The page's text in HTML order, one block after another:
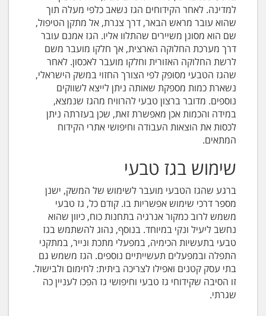
למדינה. לאחר הקידוחים הגז נשאב כלפי מעלה תוך
שהוא עובר מראש הבאר, דרך צנרת, אל מתקן הטיפול,
שם הוא מסונן משיירים שהתלוו אליו. הגז אמנם עובר
דרך מערכת החלוקה הארצית, אך חלקו מועבר משם
לרשת החלוקה האזורית וחלקו מועבר לאכסון. לאחר
שהגז הטבעי מסופק לפי הצורך החזוי במשק הישראלי,
נשארת כמות מספקת שאותה ניתן לייצא לשווקים
נוספים. מדובר ברצון טבעי להרוויח מהגז שנמצא,
במידה והכמות אכן מאפשרת זאת, שכן בעזרתה ניתן
לכסות את הוצאות העבודה וחיפושי אתרי הקידוח
המתאים.
שימוש בגז טבעי
ברגע שהגז הטבעי מועבר לשימוש של המשק, ישנן
מספר דרכי שימוש אפשריות בו. קודם כל, גז טבעי
משמש לרוב כמקור אנרגיה בתחנות כוח, כיוון שהוא
נחשב ליעיל ונקי במיוחד. בנוסף, נהוג להשתמש בגז
טבעי בתעשיות הכימיה, במפעלי מתכת ונייר, במתקני
התפלה ובמפעלים תעשייתיים נוספים. הגז משמש גם
בתי עסק קטנים ואפילו לצריכה ביתית: לחימום ולבישול.
זו הסיבה שקידוחי גז טבעי וחיפושי גז הפכו לעניין כה
שגרתי.